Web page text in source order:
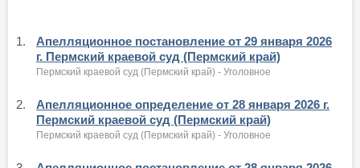
1.
Апелляционное постановление от 29 января 2026
г. Пермский краевой суд (Пермский край)
Пермский краевой суд (Пермский край) - Уголовное
2.
Апелляционное определение от 28 января 2026 г.
Пермский краевой суд (Пермский край)
Пермский краевой суд (Пермский край) - Уголовное